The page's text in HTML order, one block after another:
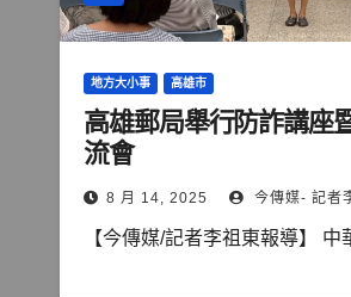
地方大小事 高雄市
高雄郵局舉行防詐講座
流會
8 月 14, 2025 今傳媒- 記者
【今傳媒/記者李祖東報導】 中